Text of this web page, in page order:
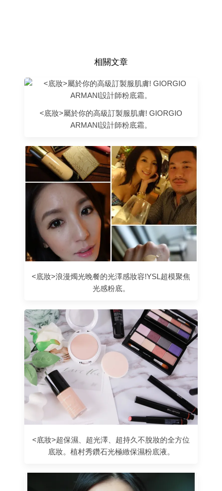
相關文章
<底妝>屬於你的高級訂製服肌膚! GIORGIO
ARMANI設計師粉底霜。
<底妝>浪漫燭光晚餐的光澤感妝容!YSL超模聚焦
光感粉底。
<底妝>超保濕、超光澤、超持久不脫妝的全方位
底妝。植村秀鑽石光極緻保濕粉底液。